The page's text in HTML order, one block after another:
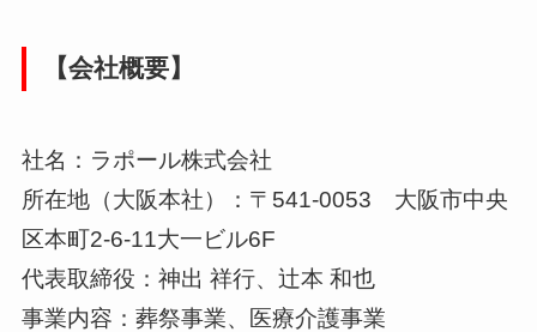
【会社概要】
社名：ラポール株式会社
所在地（大阪本社）：〒541-0053 大阪市中央
区本町2-6-11大一ビル6F
代表取締役：神出 祥行、辻本 和也
事業内容：葬祭事業、医療介護事業